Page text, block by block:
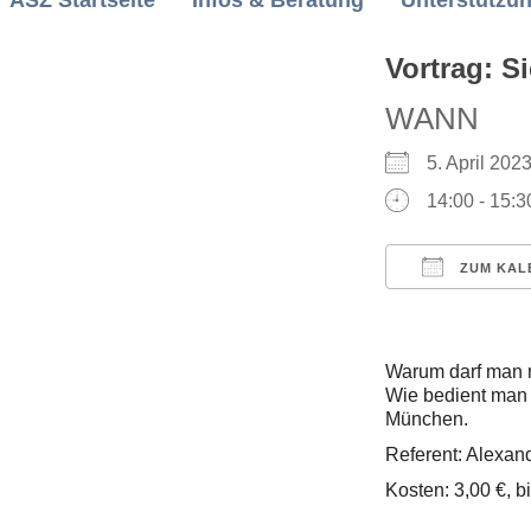
Vortrag:
WANN
5. April
14:00 -
ZUM
Warum darf
Wie bedient
München.
Referent:
Kosten: 3,00 €,